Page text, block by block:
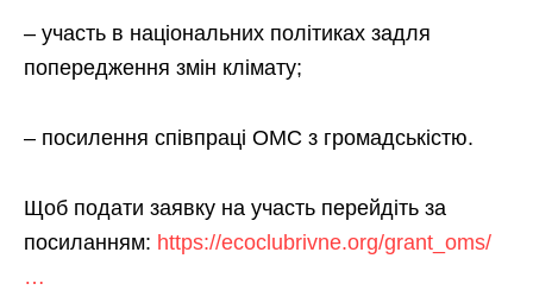
– участь в національних політиках задля
попередження змін клімату;
– посилення співпраці ОМС з громадськістю.
Щоб подати заявку на участь перейдіть за
посиланням: https://ecoclubrivne.org/grant_oms/
…